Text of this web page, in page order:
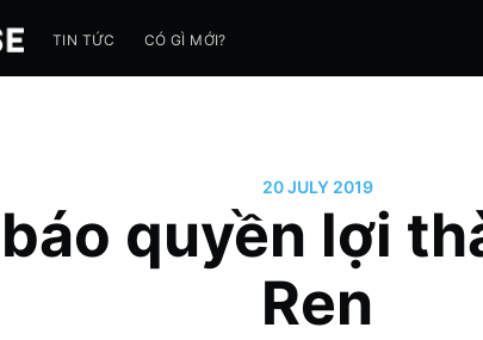
TIN TỨC CÓ GÌ MỚI?
20 JULY 2019
quyền lợi
Ren